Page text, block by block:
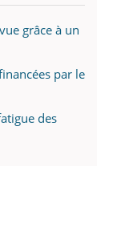
grâce à un
par le
des